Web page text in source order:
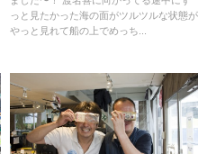
っと見たかった海の面がツルツルな状態が
やっと見れて船の上でめっち...